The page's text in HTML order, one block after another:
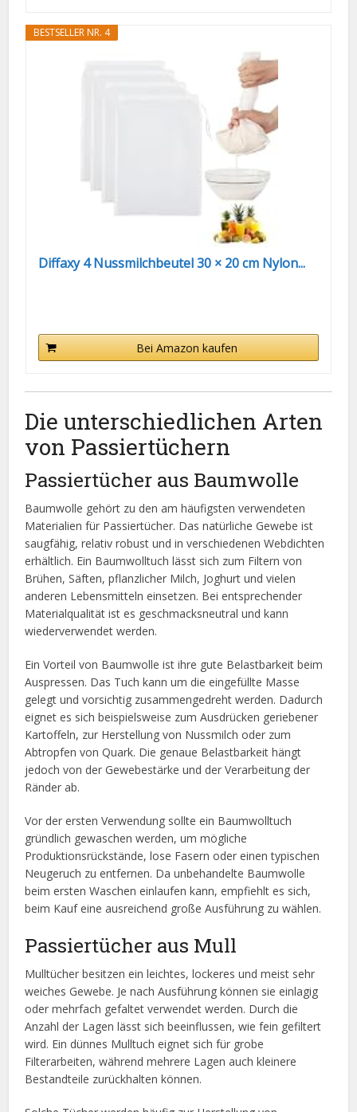
BESTSELLER NR. 4
Diffaxy 4 Nussmilchbeutel 30 × 20 cm Nylon...
Bei Amazon kaufen
Die unterschiedlichen Arten
von Passiertüchern
Passiertücher aus Baumwolle
Baumwolle gehört zu den am häufigsten verwendeten
Materialien für Passiertücher. Das natürliche Gewebe ist
saugfähig, relativ robust und in verschiedenen Webdichten
erhältlich. Ein Baumwolltuch lässt sich zum Filtern von
Brühen, Säften, pflanzlicher Milch, Joghurt und vielen
anderen Lebensmitteln einsetzen. Bei entsprechender
Materialqualität ist es geschmacksneutral und kann
wiederverwendet werden.
Ein Vorteil von Baumwolle ist ihre gute Belastbarkeit beim
Auspressen. Das Tuch kann um die eingefüllte Masse
gelegt und vorsichtig zusammengedreht werden. Dadurch
eignet es sich beispielsweise zum Ausdrücken geriebener
Kartoffeln, zur Herstellung von Nussmilch oder zum
Abtropfen von Quark. Die genaue Belastbarkeit hängt
jedoch von der Gewebestärke und der Verarbeitung der
Ränder ab.
Vor der ersten Verwendung sollte ein Baumwolltuch
gründlich gewaschen werden, um mögliche
Produktionsrückstände, lose Fasern oder einen typischen
Neugeruch zu entfernen. Da unbehandelte Baumwolle
beim ersten Waschen einlaufen kann, empfiehlt es sich,
beim Kauf eine ausreichend große Ausführung zu wählen.
Passiertücher aus Mull
Mulltücher besitzen ein leichtes, lockeres und meist sehr
weiches Gewebe. Je nach Ausführung können sie einlagig
oder mehrfach gefaltet verwendet werden. Durch die
Anzahl der Lagen lässt sich beeinflussen, wie fein gefiltert
wird. Ein dünnes Mulltuch eignet sich für grobe
Filterarbeiten, während mehrere Lagen auch kleinere
Bestandteile zurückhalten können.